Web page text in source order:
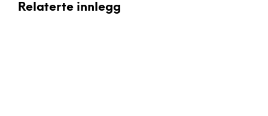
Relaterte innlegg